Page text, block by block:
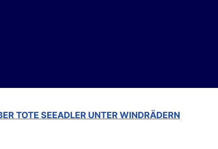
TOTE SEEADLER UNTER WINDRÄDERN